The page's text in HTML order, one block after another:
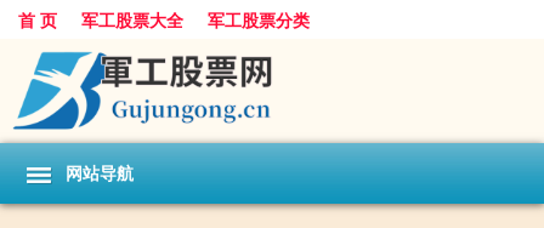
首 页 军工股票大全 军工股票分类
网站导航